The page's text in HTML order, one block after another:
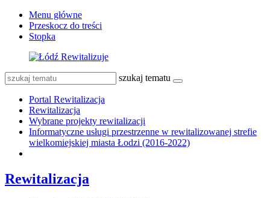
Menu główne
Przeskocz do treści
Stopka
szukaj tematu
Portal Rewitalizacja
Rewitalizacja
Wybrane projekty rewitalizacji
Informatyczne usługi przestrzenne w rewitalizowanej strefie
wielkomiejskiej miasta Łodzi (2016-2022)
Rewitalizacja